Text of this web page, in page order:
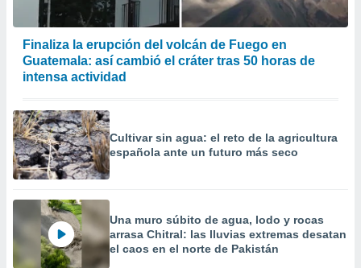
Finaliza la erupción del volcán de Fuego en
Guatemala: así cambió el cráter tras 50 horas de
intensa actividad
Cultivar sin agua: el reto de la agricultura
española ante un futuro más seco
Una muro súbito de agua, lodo y rocas
arrasa Chitral: las lluvias extremas desatan
el caos en el norte de Pakistán